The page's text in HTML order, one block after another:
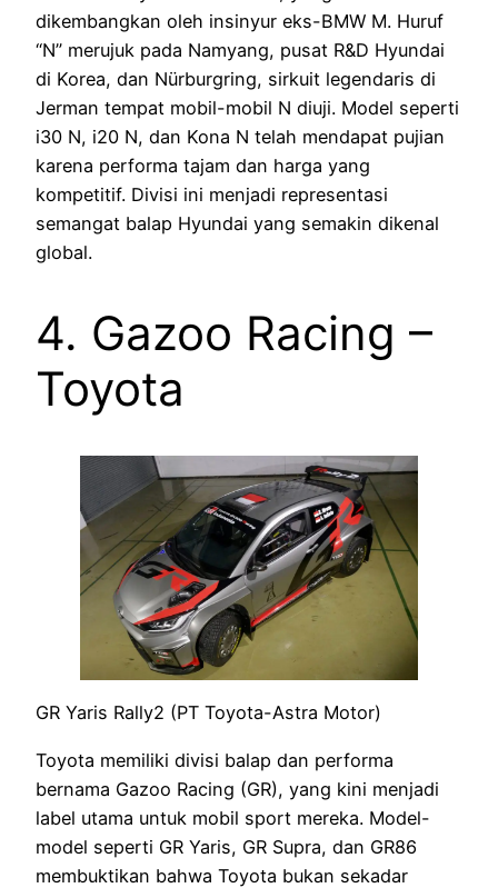
dikembangkan oleh insinyur eks-BMW M. Huruf
“N” merujuk pada Namyang, pusat R&D Hyundai
di Korea, dan Nürburgring, sirkuit legendaris di
Jerman tempat mobil-mobil N diuji. Model seperti
i30 N, i20 N, dan Kona N telah mendapat pujian
karena performa tajam dan harga yang
kompetitif. Divisi ini menjadi representasi
semangat balap Hyundai yang semakin dikenal
global.
4. Gazoo Racing –
Toyota
GR Yaris Rally2 (PT Toyota-Astra Motor)
Toyota memiliki divisi balap dan performa
bernama Gazoo Racing (GR), yang kini menjadi
label utama untuk mobil sport mereka. Model-
model seperti GR Yaris, GR Supra, dan GR86
membuktikan bahwa Toyota bukan sekadar